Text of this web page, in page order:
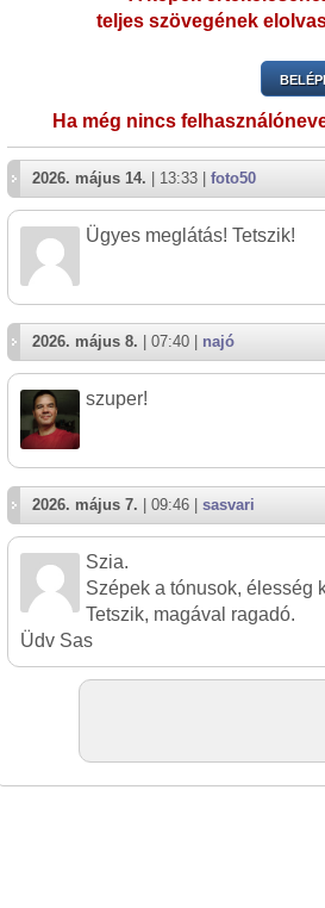
teljes szövegének
Ha még nincs
2026. május 14. | 13:33 | foto50
Ügyes meglátás! Tetszik!
2026. május 8. | 07:40 | najó
szuper!
2026. május 7. | 09:46 | sasvari
Szia.
Szépek a tónusok, élesség
Tetszik, magával ragadó.
Üdv Sas